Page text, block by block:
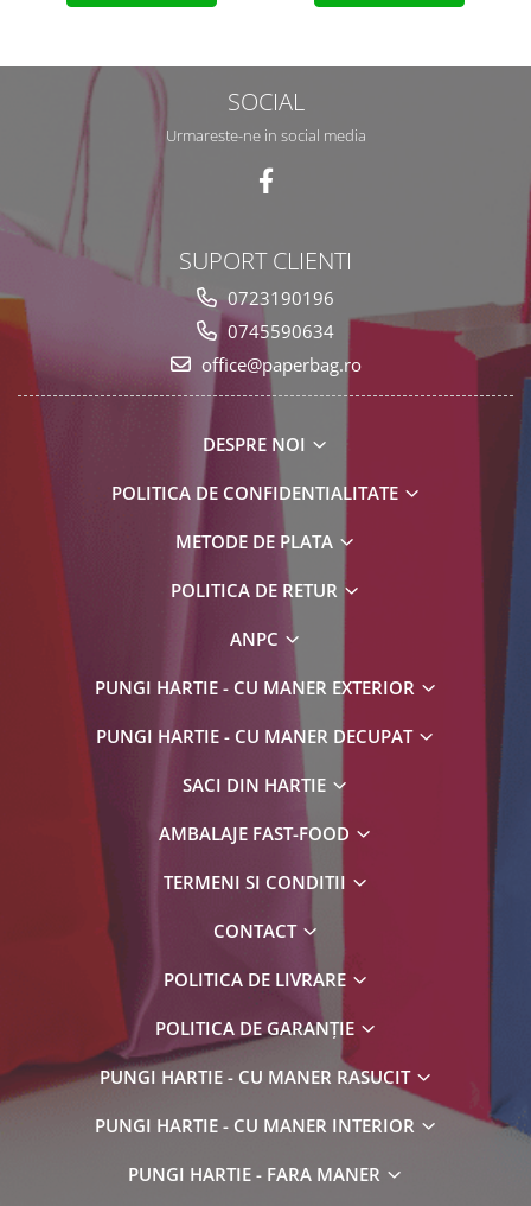
SOCIAL
Urmareste-ne in social media
SUPORT CLIENTI
0723190196
0745590634
office@paperbag.ro
DESPRE NOI
POLITICA DE CONFIDENTIALITATE
METODE DE PLATA
POLITICA DE RETUR
ANPC
PUNGI HARTIE - CU MANER EXTERIOR
PUNGI HARTIE - CU MANER DECUPAT
SACI DIN HARTIE
AMBALAJE FAST-FOOD
TERMENI SI CONDITII
CONTACT
POLITICA DE LIVRARE
POLITICA DE GARANȚIE
PUNGI HARTIE - CU MANER RASUCIT
PUNGI HARTIE - CU MANER INTERIOR
PUNGI HARTIE - FARA MANER